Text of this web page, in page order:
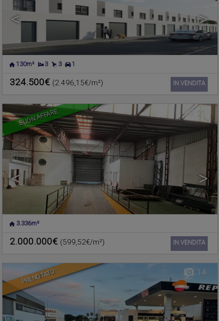
< >
Ref. 600432
130m² 3 3 1
324.500€ (2.496,15€/m²) IN VENDITA
BUON AFFARE
< >
21
Ref. 587922
FOIOS, VALENCIA
Capannone industriale in vendita
3.336m²
2.000.000€ (599,52€/m²) IN VENDITA
PRENOTATO 14
MASSAMAGRELL
Appartamento +2bed in vendita